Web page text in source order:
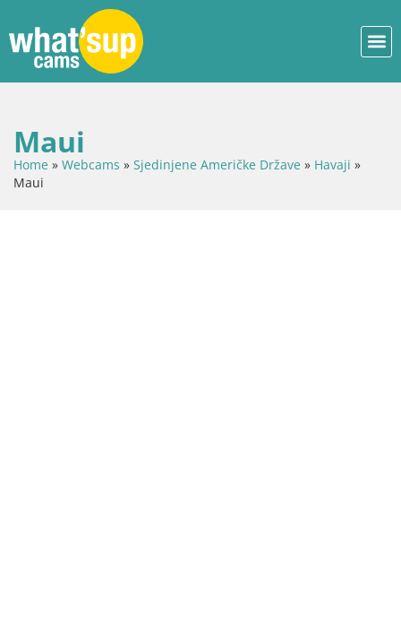
Maui
Home » Webcams » Sjedinjene Američke Države » Havaji »
Maui